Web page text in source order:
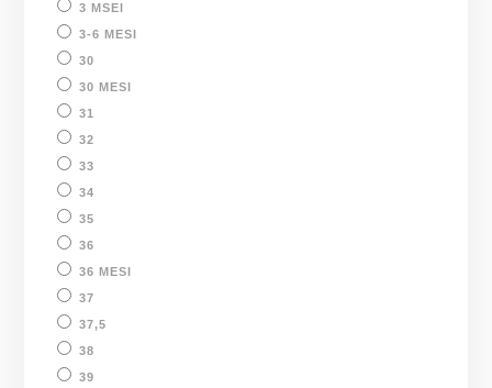
3 MSEI
3-6 MESI
30
30 MESI
31
32
33
34
35
36
36 MESI
37
37,5
38
39